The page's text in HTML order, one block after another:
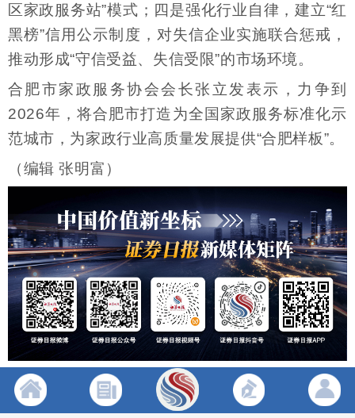
区家政服务站”模式；四是强化行业自律，建立“红
黑榜”信用公示制度，对失信企业实施联合惩戒，
推动形成“守信受益、失信受限”的市场环境。
合肥市家政服务协会会长张立发表示，力争到
2026年，将合肥市打造为全国家政服务标准化示
范城市，为家政行业高质量发展提供“合肥样板”。
（编辑 张明富）